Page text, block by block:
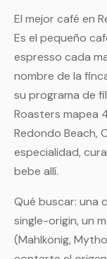
El mejor café en
Es el pequeño
espresso cada
nombre de la
su programa de
Roasters mapea
Redondo Beach,
especialidad,
bebe allí.
Qué buscar: una
single-origin, un
(Mahlkönig,